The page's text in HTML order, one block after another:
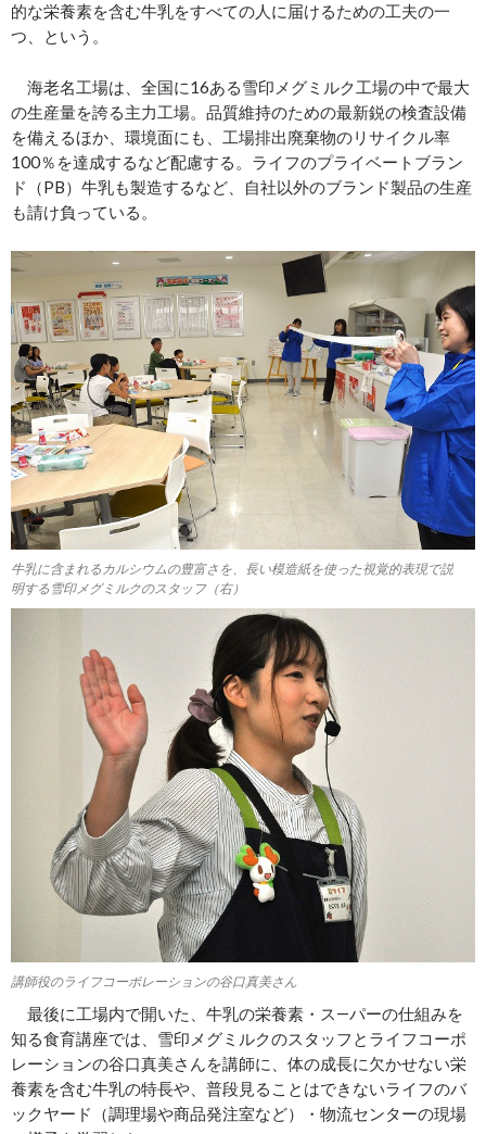
的な栄養素を含む牛乳をすべての人に届けるための工夫の一
つ、という。
海老名工場は、全国に16ある雪印メグミルク工場の中で最大
の生産量を誇る主力工場。品質維持のための最新鋭の検査設備
を備えるほか、環境面にも、工場排出廃棄物のリサイクル率
100％を達成するなど配慮する。ライフのプライベートブラン
ド（PB）牛乳も製造するなど、自社以外のブランド製品の生産
も請け負っている。
牛乳に含まれるカルシウムの豊富さを、長い模造紙を使った視覚的表現で説
明する雪印メグミルクのスタッフ（右）
講師役のライフコーポレーションの谷口真美さん
最後に工場内で開いた、牛乳の栄養素・ス―パーの仕組みを
知る食育講座では、雪印メグミルクのスタッフとライフコーポ
レーションの谷口真美さんを講師に、体の成長に欠かせない栄
養素を含む牛乳の特長や、普段見ることはできないライフのバ
ックヤード（調理場や商品発注室など）・物流センターの現場